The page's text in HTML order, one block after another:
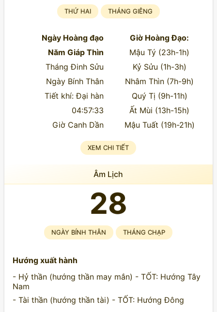
THỨ HAI THÁNG GIÊNG
Ngày Hoàng đạo
Năm Giáp Thìn
Tháng Đinh Sửu
Ngày Bính Thân
Tiết khí: Đại hàn
04:57:33
Giờ Canh Dần
Giờ Hoàng Đạo:
Mậu Tý (23h-1h)
Kỷ Sửu (1h-3h)
Nhâm Thìn (7h-9h)
Quý Tị (9h-11h)
Ất Mùi (13h-15h)
Mậu Tuất (19h-21h)
XEM CHI TIẾT
Âm Lịch
28
NGÀY BÍNH THÂN THÁNG CHẠP
Hướng xuất hành
- Hỷ thần (hướng thần may mắn) - TỐT: Hướng Tây
Nam
- Tài thần (hướng thần tài) - TỐT: Hướng Đông